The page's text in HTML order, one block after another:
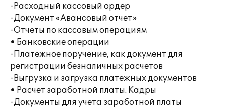
-Расходный кассовый ордер
-Документ «Авансовый отчет»
-Отчеты по кассовым операциям
• Банковские операции
-Платежное поручение, как документ для
регистрации безналичных расчетов
-Выгрузка и загрузка платежных документов
• Расчет заработной платы. Кадры
-Документы для учета заработной платы